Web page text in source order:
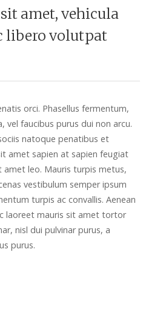
amet, vehicula
libero volutpat
orci. Phasellus fermentum,
vel faucibus purus dui non arcu.
natoque penatibus et
amet sapien at sapien feugiat
amet leo. Mauris turpis metus,
vestibulum semper ipsum
turpis ac convallis. Aenean
laoreet mauris sit amet tortor
nisl dui pulvinar purus, a
purus.